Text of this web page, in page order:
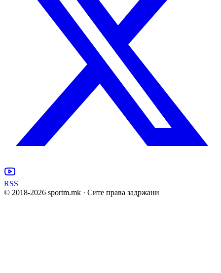
RSS
© 2018-2026 sportm.mk · Сите права задржани